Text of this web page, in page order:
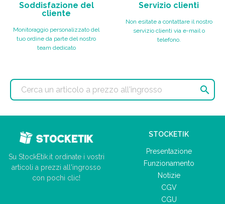
Soddisfazione del
cliente
Monitoraggio personalizzato del
tuo ordine da parte del nostro
team dedicato
Servizio clienti
Non esitate a contattare il nostro
servizio clienti via e-mail o
telefono.

Su StockEtik.it ordinate i vostri
articoli a prezzi all'ingrosso
con pochi clic!
STOCKETIK
Presentazione
Funzionamento
Notizie
CGV
CGU